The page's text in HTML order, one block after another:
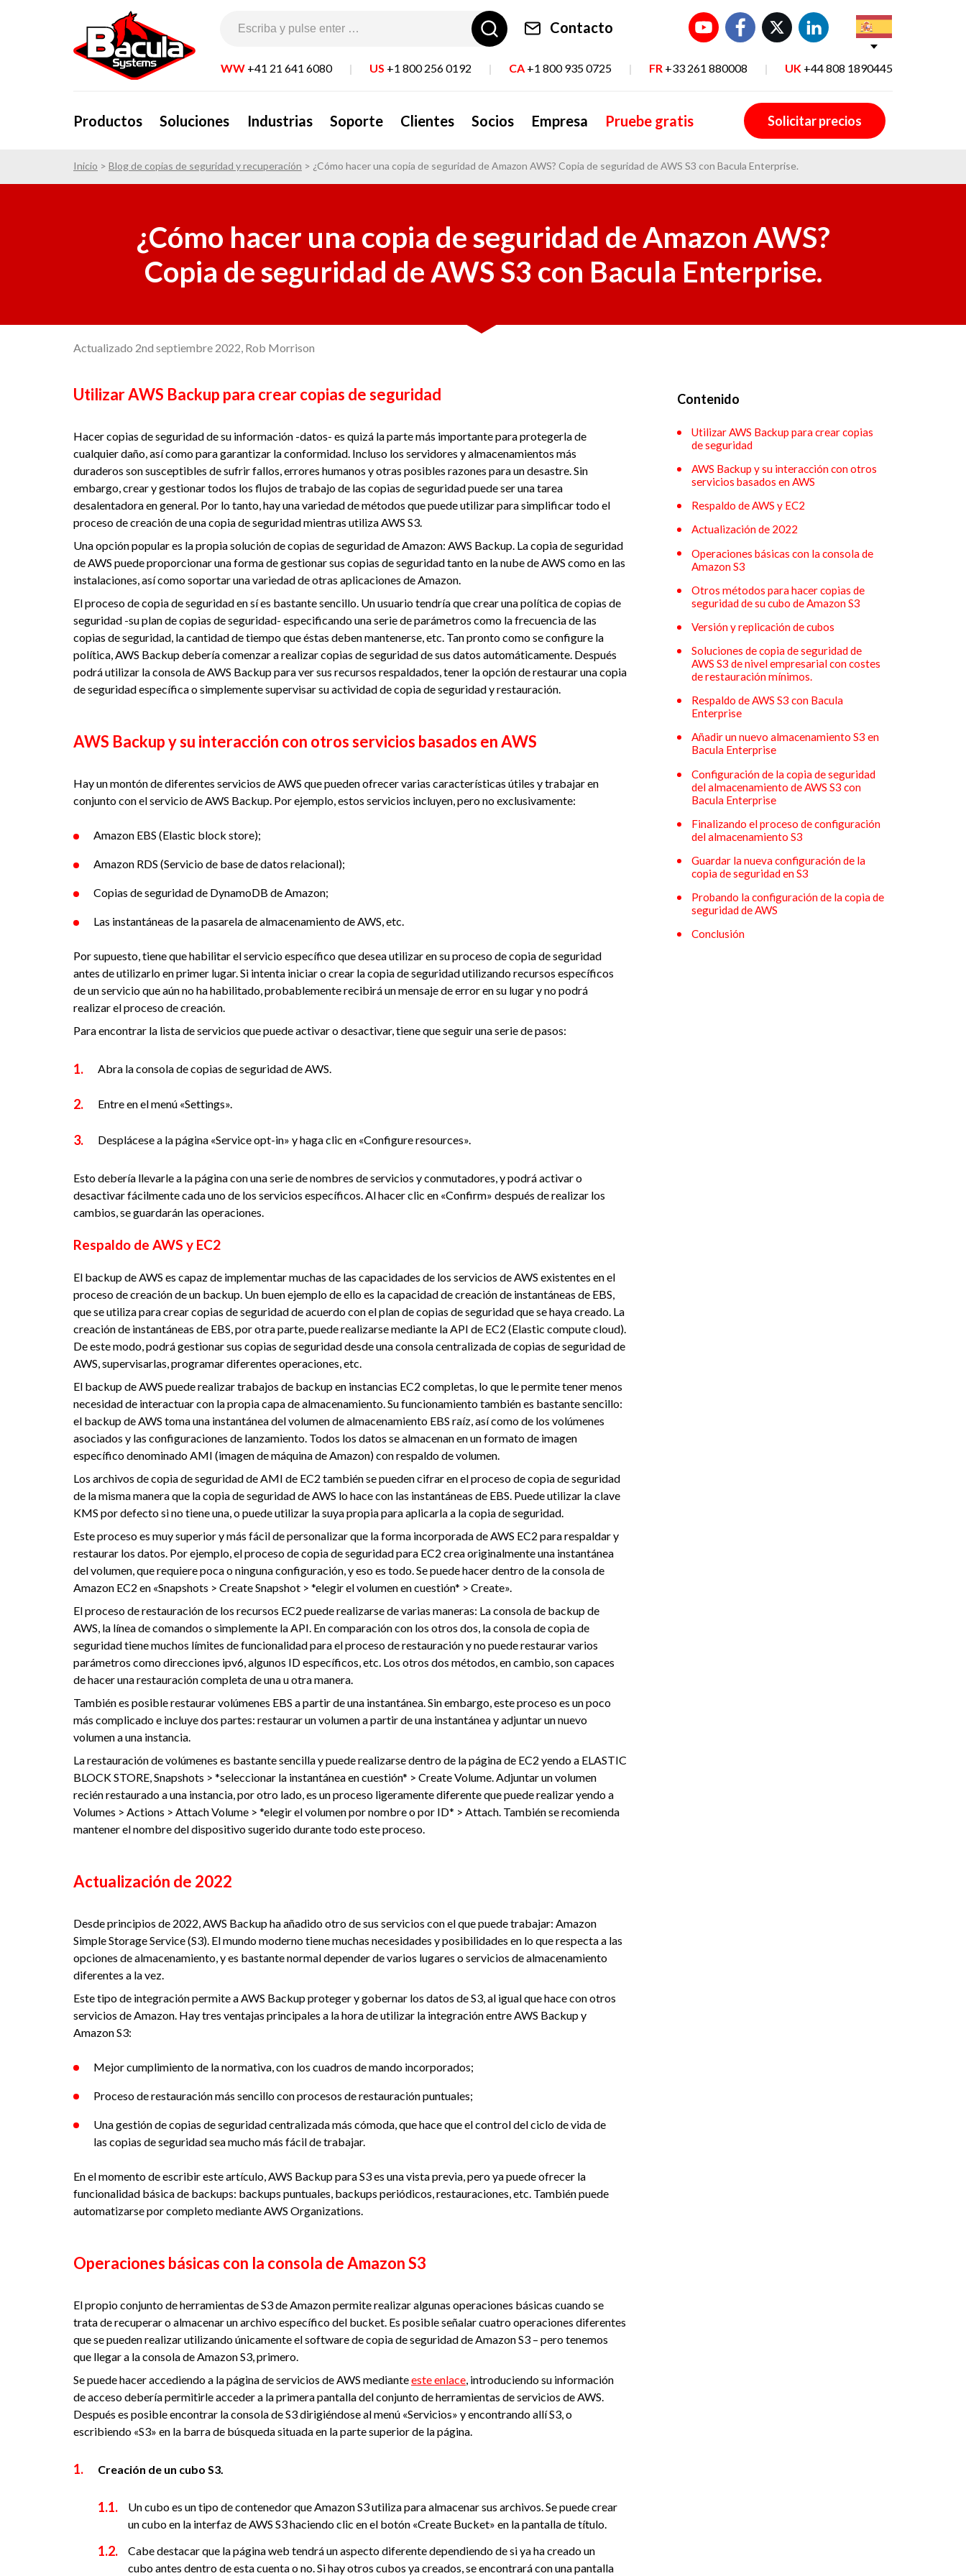
Productos Soluciones Industrias Soporte Clientes Socios Empresa Pruebe gratis Solicitar precios
WW +41 21 641 6080 | US +1 800 256 0192 | CA +1 800 935 0725 | FR +33 261 880008 | UK +44 808 1890445
Contacto
Inicio > Blog de copias de seguridad y recuperación > ¿Cómo hacer una copia de seguridad de Amazon AWS? Copia de seguridad de AWS S3 con Bacula Enterprise.
¿Cómo hacer una copia de seguridad de Amazon AWS?
Copia de seguridad de AWS S3 con Bacula Enterprise.
Actualizado 2nd septiembre 2022, Rob Morrison
Contenido
Utilizar AWS Backup para crear copias
de seguridad
AWS Backup y su interacción con otros
servicios basados en AWS
Respaldo de AWS y EC2
Actualización de 2022
Operaciones básicas con la consola de
Amazon S3
Otros métodos para hacer copias de
seguridad de su cubo de Amazon S3
Versión y replicación de cubos
Soluciones de copia de seguridad de
AWS S3 de nivel empresarial con costes
de restauración mínimos.
Respaldo de AWS S3 con Bacula
Enterprise
Añadir un nuevo almacenamiento S3 en
Bacula Enterprise
Configuración de la copia de seguridad
del almacenamiento de AWS S3 con
Bacula Enterprise
Finalizando el proceso de configuración
del almacenamiento S3
Guardar la nueva configuración de la
copia de seguridad en S3
Probando la configuración de la copia de
seguridad de AWS
Conclusión
Utilizar AWS Backup para crear copias de seguridad
Hacer copias de seguridad de su información -datos- es quizá la parte más importante para protegerla de
cualquier daño, así como para garantizar la conformidad. Incluso los servidores y almacenamientos más
duraderos son susceptibles de sufrir fallos, errores humanos y otras posibles razones para un desastre. Sin
embargo, crear y gestionar todos los flujos de trabajo de las copias de seguridad puede ser una tarea
desalentadora en general. Por lo tanto, hay una variedad de métodos que puede utilizar para simplificar todo el
proceso de creación de una copia de seguridad mientras utiliza AWS S3.
Una opción popular es la propia solución de copias de seguridad de Amazon: AWS Backup. La copia de seguridad
de AWS puede proporcionar una forma de gestionar sus copias de seguridad tanto en la nube de AWS como en las
instalaciones, así como soportar una variedad de otras aplicaciones de Amazon.
El proceso de copia de seguridad en sí es bastante sencillo. Un usuario tendría que crear una política de copias de
seguridad -su plan de copias de seguridad- especificando una serie de parámetros como la frecuencia de las
copias de seguridad, la cantidad de tiempo que éstas deben mantenerse, etc. Tan pronto como se configure la
política, AWS Backup debería comenzar a realizar copias de seguridad de sus datos automáticamente. Después
podrá utilizar la consola de AWS Backup para ver sus recursos respaldados, tener la opción de restaurar una copia
de seguridad específica o simplemente supervisar su actividad de copia de seguridad y restauración.
AWS Backup y su interacción con otros servicios basados en AWS
Hay un montón de diferentes servicios de AWS que pueden ofrecer varias características útiles y trabajar en
conjunto con el servicio de AWS Backup. Por ejemplo, estos servicios incluyen, pero no exclusivamente:
Amazon EBS (Elastic block store);
Amazon RDS (Servicio de base de datos relacional);
Copias de seguridad de DynamoDB de Amazon;
Las instantáneas de la pasarela de almacenamiento de AWS, etc.
Por supuesto, tiene que habilitar el servicio específico que desea utilizar en su proceso de copia de seguridad
antes de utilizarlo en primer lugar. Si intenta iniciar o crear la copia de seguridad utilizando recursos específicos
de un servicio que aún no ha habilitado, probablemente recibirá un mensaje de error en su lugar y no podrá
realizar el proceso de creación.
Para encontrar la lista de servicios que puede activar o desactivar, tiene que seguir una serie de pasos:
Abra la consola de copias de seguridad de AWS.
Entre en el menú «Settings».
Desplácese a la página «Service opt-in» y haga clic en «Configure resources».
Esto debería llevarle a la página con una serie de nombres de servicios y conmutadores, y podrá activar o
desactivar fácilmente cada uno de los servicios específicos. Al hacer clic en «Confirm» después de realizar los
cambios, se guardarán las operaciones.
Respaldo de AWS y EC2
El backup de AWS es capaz de implementar muchas de las capacidades de los servicios de AWS existentes en el
proceso de creación de un backup. Un buen ejemplo de ello es la capacidad de creación de instantáneas de EBS,
que se utiliza para crear copias de seguridad de acuerdo con el plan de copias de seguridad que se haya creado. La
creación de instantáneas de EBS, por otra parte, puede realizarse mediante la API de EC2 (Elastic compute cloud).
De este modo, podrá gestionar sus copias de seguridad desde una consola centralizada de copias de seguridad de
AWS, supervisarlas, programar diferentes operaciones, etc.
El backup de AWS puede realizar trabajos de backup en instancias EC2 completas, lo que le permite tener menos
necesidad de interactuar con la propia capa de almacenamiento. Su funcionamiento también es bastante sencillo:
el backup de AWS toma una instantánea del volumen de almacenamiento EBS raíz, así como de los volúmenes
asociados y las configuraciones de lanzamiento. Todos los datos se almacenan en un formato de imagen
específico denominado AMI (imagen de máquina de Amazon) con respaldo de volumen.
Los archivos de copia de seguridad de AMI de EC2 también se pueden cifrar en el proceso de copia de seguridad
de la misma manera que la copia de seguridad de AWS lo hace con las instantáneas de EBS. Puede utilizar la clave
KMS por defecto si no tiene una, o puede utilizar la suya propia para aplicarla a la copia de seguridad.
Este proceso es muy superior y más fácil de personalizar que la forma incorporada de AWS EC2 para respaldar y
restaurar los datos. Por ejemplo, el proceso de copia de seguridad para EC2 crea originalmente una instantánea
del volumen, que requiere poca o ninguna configuración, y eso es todo. Se puede hacer dentro de la consola de
Amazon EC2 en «Snapshots > Create Snapshot > *elegir el volumen en cuestión* > Create».
El proceso de restauración de los recursos EC2 puede realizarse de varias maneras: La consola de backup de
AWS, la línea de comandos o simplemente la API. En comparación con los otros dos, la consola de copia de
seguridad tiene muchos límites de funcionalidad para el proceso de restauración y no puede restaurar varios
parámetros como direcciones ipv6, algunos ID específicos, etc. Los otros dos métodos, en cambio, son capaces
de hacer una restauración completa de una u otra manera.
También es posible restaurar volúmenes EBS a partir de una instantánea. Sin embargo, este proceso es un poco
más complicado e incluye dos partes: restaurar un volumen a partir de una instantánea y adjuntar un nuevo
volumen a una instancia.
La restauración de volúmenes es bastante sencilla y puede realizarse dentro de la página de EC2 yendo a ELASTIC
BLOCK STORE, Snapshots > *seleccionar la instantánea en cuestión* > Create Volume. Adjuntar un volumen
recién restaurado a una instancia, por otro lado, es un proceso ligeramente diferente que puede realizar yendo a
Volumes > Actions > Attach Volume > *elegir el volumen por nombre o por ID* > Attach. También se recomienda
mantener el nombre del dispositivo sugerido durante todo este proceso.
Actualización de 2022
Desde principios de 2022, AWS Backup ha añadido otro de sus servicios con el que puede trabajar: Amazon
Simple Storage Service (S3). El mundo moderno tiene muchas necesidades y posibilidades en lo que respecta a las
opciones de almacenamiento, y es bastante normal depender de varios lugares o servicios de almacenamiento
diferentes a la vez.
Este tipo de integración permite a AWS Backup proteger y gobernar los datos de S3, al igual que hace con otros
servicios de Amazon. Hay tres ventajas principales a la hora de utilizar la integración entre AWS Backup y
Amazon S3:
Mejor cumplimiento de la normativa, con los cuadros de mando incorporados;
Proceso de restauración más sencillo con procesos de restauración puntuales;
Una gestión de copias de seguridad centralizada más cómoda, que hace que el control del ciclo de vida de
las copias de seguridad sea mucho más fácil de trabajar.
En el momento de escribir este artículo, AWS Backup para S3 es una vista previa, pero ya puede ofrecer la
funcionalidad básica de backups: backups puntuales, backups periódicos, restauraciones, etc. También puede
automatizarse por completo mediante AWS Organizations.
Operaciones básicas con la consola de Amazon S3
El propio conjunto de herramientas de S3 de Amazon permite realizar algunas operaciones básicas cuando se
trata de recuperar o almacenar un archivo específico del bucket. Es posible señalar cuatro operaciones diferentes
que se pueden realizar utilizando únicamente el software de copia de seguridad de Amazon S3 – pero tenemos
que llegar a la consola de Amazon S3, primero.
Se puede hacer accediendo a la página de servicios de AWS medianteeste enlace , introduciendo su información
de acceso debería permitirle acceder a la primera pantalla del conjunto de herramientas de servicios de AWS.
Después es posible encontrar la consola de S3 dirigiéndose al menú «Servicios» y encontrando allí S3, o
escribiendo «S3» en la barra de búsqueda situada en la parte superior de la página.
Creación de un cubo S3.
Un cubo es un tipo de contenedor que Amazon S3 utiliza para almacenar sus archivos. Se puede crear
un cubo en la interfaz de AWS S3 haciendo clic en el botón «Create Bucket» en la pantalla de título.
Cabe destacar que la página web tendrá un aspecto diferente dependiendo de si ya ha creado un
cubo antes dentro de esta cuenta o no. Si hay otros cubos ya creados, se encontrará con una pantalla